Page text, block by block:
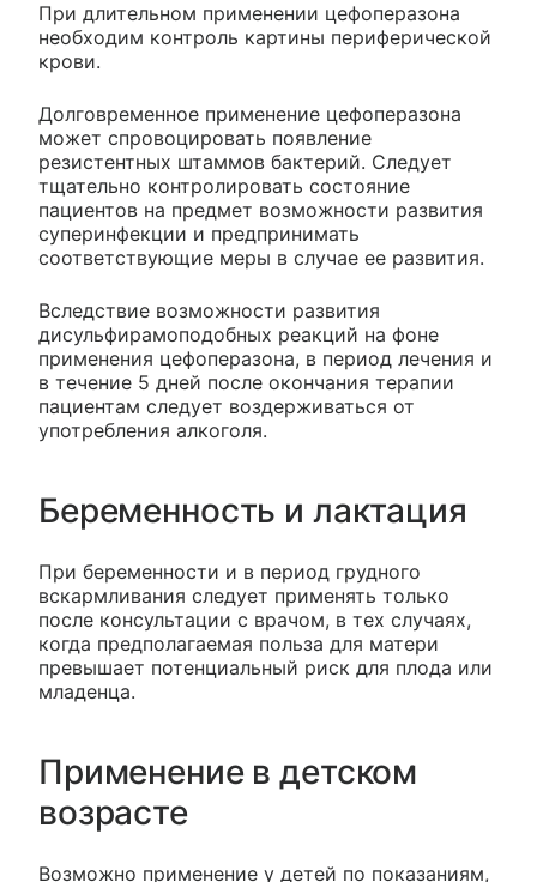
При длительном применении цефоперазона
необходим контроль картины периферической
крови.
Долговременное применение цефоперазона
может спровоцировать появление
резистентных штаммов бактерий. Следует
тщательно контролировать состояние
пациентов на предмет возможности развития
суперинфекции и предпринимать
соответствующие меры в случае ее развития.
Вследствие возможности развития
дисульфирамоподобных реакций на фоне
применения цефоперазона, в период лечения и
в течение 5 дней после окончания терапии
пациентам следует воздерживаться от
употребления алкоголя.
Беременность и лактация
При беременности и в период грудного
вскармливания следует применять только
после консультации с врачом, в тех случаях,
когда предполагаемая польза для матери
превышает потенциальный риск для плода или
младенца.
Применение в детском
возрасте
Возможно применение у детей по показаниям,